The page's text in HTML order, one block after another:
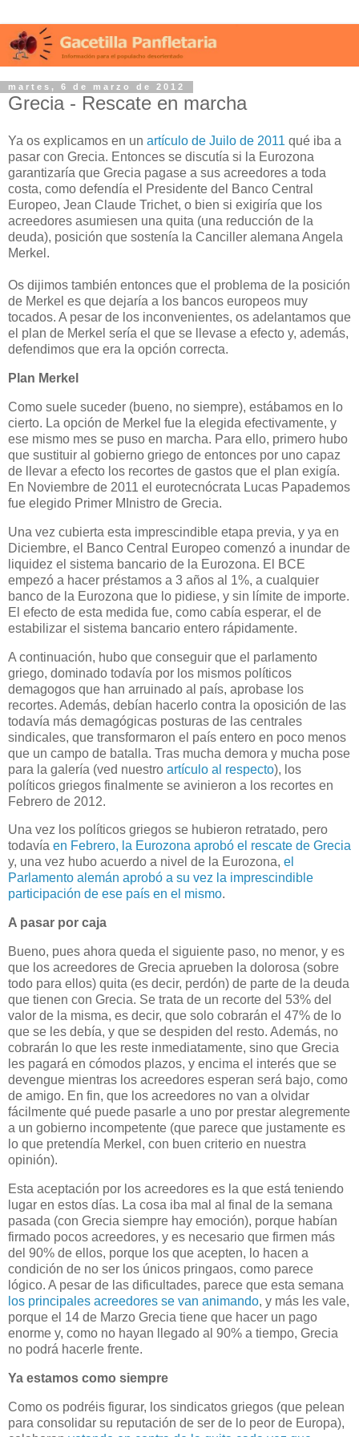
martes, 6 de marzo de 2012
Grecia - Rescate en marcha
Ya os explicamos en un artículo de Juilo de 2011 qué iba a
pasar con Grecia. Entonces se discutía si la Eurozona
garantizaría que Grecia pagase a sus acreedores a toda
costa, como defendía el Presidente del Banco Central
Europeo, Jean Claude Trichet, o bien si exigiría que los
acreedores asumiesen una quita (una reducción de la
deuda), posición que sostenía la Canciller alemana Angela
Merkel.
Os dijimos también entonces que el problema de la posición
de Merkel es que dejaría a los bancos europeos muy
tocados. A pesar de los inconvenientes, os adelantamos que
el plan de Merkel sería el que se llevase a efecto y, además,
defendimos que era la opción correcta.
Plan Merkel
Como suele suceder (bueno, no siempre), estábamos en lo
cierto. La opción de Merkel fue la elegida efectivamente, y
ese mismo mes se puso en marcha. Para ello, primero hubo
que sustituir al gobierno griego de entonces por uno capaz
de llevar a efecto los recortes de gastos que el plan exigía.
En Noviembre de 2011 el eurotecnócrata Lucas Papademos
fue elegido Primer MInistro de Grecia.
Una vez cubierta esta imprescindible etapa previa, y ya en
Diciembre, el Banco Central Europeo comenzó a inundar de
liquidez el sistema bancario de la Eurozona. El BCE
empezó a hacer préstamos a 3 años al 1%, a cualquier
banco de la Eurozona que lo pidiese, y sin límite de importe.
El efecto de esta medida fue, como cabía esperar, el de
estabilizar el sistema bancario entero rápidamente.
A continuación, hubo que conseguir que el parlamento
griego, dominado todavía por los mismos políticos
demagogos que han arruinado al país, aprobase los
recortes. Además, debían hacerlo contra la oposición de las
todavía más demagógicas posturas de las centrales
sindicales, que transformaron el país entero en poco menos
que un campo de batalla. Tras mucha demora y mucha pose
para la galería (ved nuestro artículo al respecto), los
políticos griegos finalmente se avinieron a los recortes en
Febrero de 2012.
Una vez los políticos griegos se hubieron retratado, pero
todavía en Febrero, la Eurozona aprobó el rescate de Grecia
y, una vez hubo acuerdo a nivel de la Eurozona, el
Parlamento alemán aprobó a su vez la imprescindible
participación de ese país en el mismo.
A pasar por caja
Bueno, pues ahora queda el siguiente paso, no menor, y es
que los acreedores de Grecia aprueben la dolorosa (sobre
todo para ellos) quita (es decir, perdón) de parte de la deuda
que tienen con Grecia. Se trata de un recorte del 53% del
valor de la misma, es decir, que solo cobrarán el 47% de lo
que se les debía, y que se despiden del resto. Además, no
cobrarán lo que les reste inmediatamente, sino que Grecia
les pagará en cómodos plazos, y encima el interés que se
devengue mientras los acreedores esperan será bajo, como
de amigo. En fin, que los acreedores no van a olvidar
fácilmente qué puede pasarle a uno por prestar alegremente
a un gobierno incompetente (que parece que justamente es
lo que pretendía Merkel, con buen criterio en nuestra
opinión).
Esta aceptación por los acreedores es la que está teniendo
lugar en estos días. La cosa iba mal al final de la semana
pasada (con Grecia siempre hay emoción), porque habían
firmado pocos acreedores, y es necesario que firmen más
del 90% de ellos, porque los que acepten, lo hacen a
condición de no ser los únicos pringaos, como parece
lógico. A pesar de las dificultades, parece que esta semana
los principales acreedores se van animando, y más les vale,
porque el 14 de Marzo Grecia tiene que hacer un pago
enorme y, como no hayan llegado al 90% a tiempo, Grecia
no podrá hacerle frente.
Ya estamos como siempre
Como os podréis figurar, los sindicatos griegos (que pelean
para consolidar su reputación de ser de lo peor de Europa),